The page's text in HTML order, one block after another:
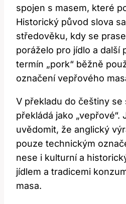
⁢spojen s masem, které⁣
Historický původ slova
⁢středověku, kdy se
poráželo pro jídlo ⁤a další
⁤termín „pork“ běžně
⁢označení vepřového
V překladu do češtiny se
překládá jako „vepřové“.
uvědomit, že anglický
pouze technickým
nese⁢ i kulturní a
jídlem‍ a tradicemi
masa.